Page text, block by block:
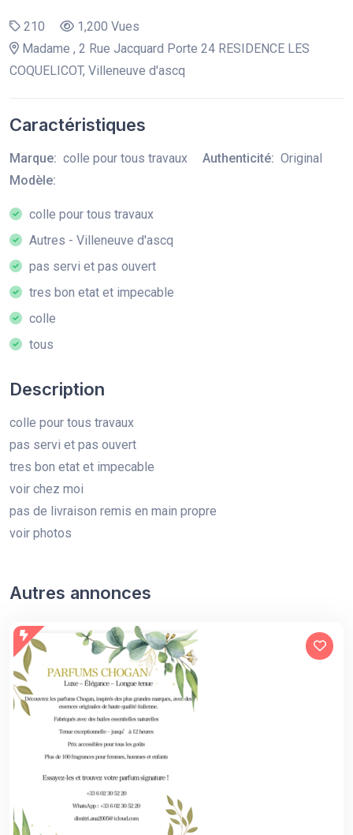
210
1,200 Vues
Madame , 2 Rue Jacquard Porte 24 RESIDENCE LES
COQUELICOT, Villeneuve d'ascq
Caractéristiques
Marque: colle pour tous travaux Authenticité: Original
Modèle:
colle pour tous travaux
Autres - Villeneuve d'ascq
pas servi et pas ouvert
tres bon etat et impecable
colle
tous
Description
colle pour tous travaux
pas servi et pas ouvert
tres bon etat et impecable
voir chez moi
pas de livraison remis en main propre
voir photos
Autres annonces